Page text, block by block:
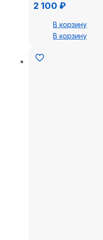
2 100 ₽
В корзину
В корзину